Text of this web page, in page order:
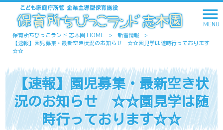
MENU
保育所ちびっこランド 志木園 HOME
> 新着情報
>
【速報】園児募集・最新空き状況のお知らせ ☆☆園見学は随時行っております
☆☆
【速報】園児募集・最新空き状
況のお知らせ ☆☆園見学は随
時行っております☆☆